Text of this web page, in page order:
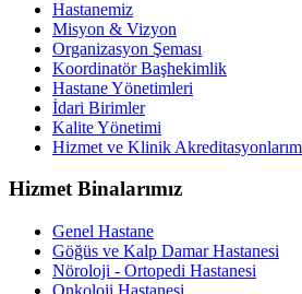
Hastanemiz
Misyon & Vizyon
Organizasyon Şeması
Koordinatör Başhekimlik
Hastane Yönetimleri
İdari Birimler
Kalite Yönetimi
Hizmet ve Klinik
Hizmet Binalarımız
Genel Hastane
Göğüs ve Kalp Damar Hastanesi
Nöroloji - Ortopedi Hastanesi
Onkoloji Hastanesi